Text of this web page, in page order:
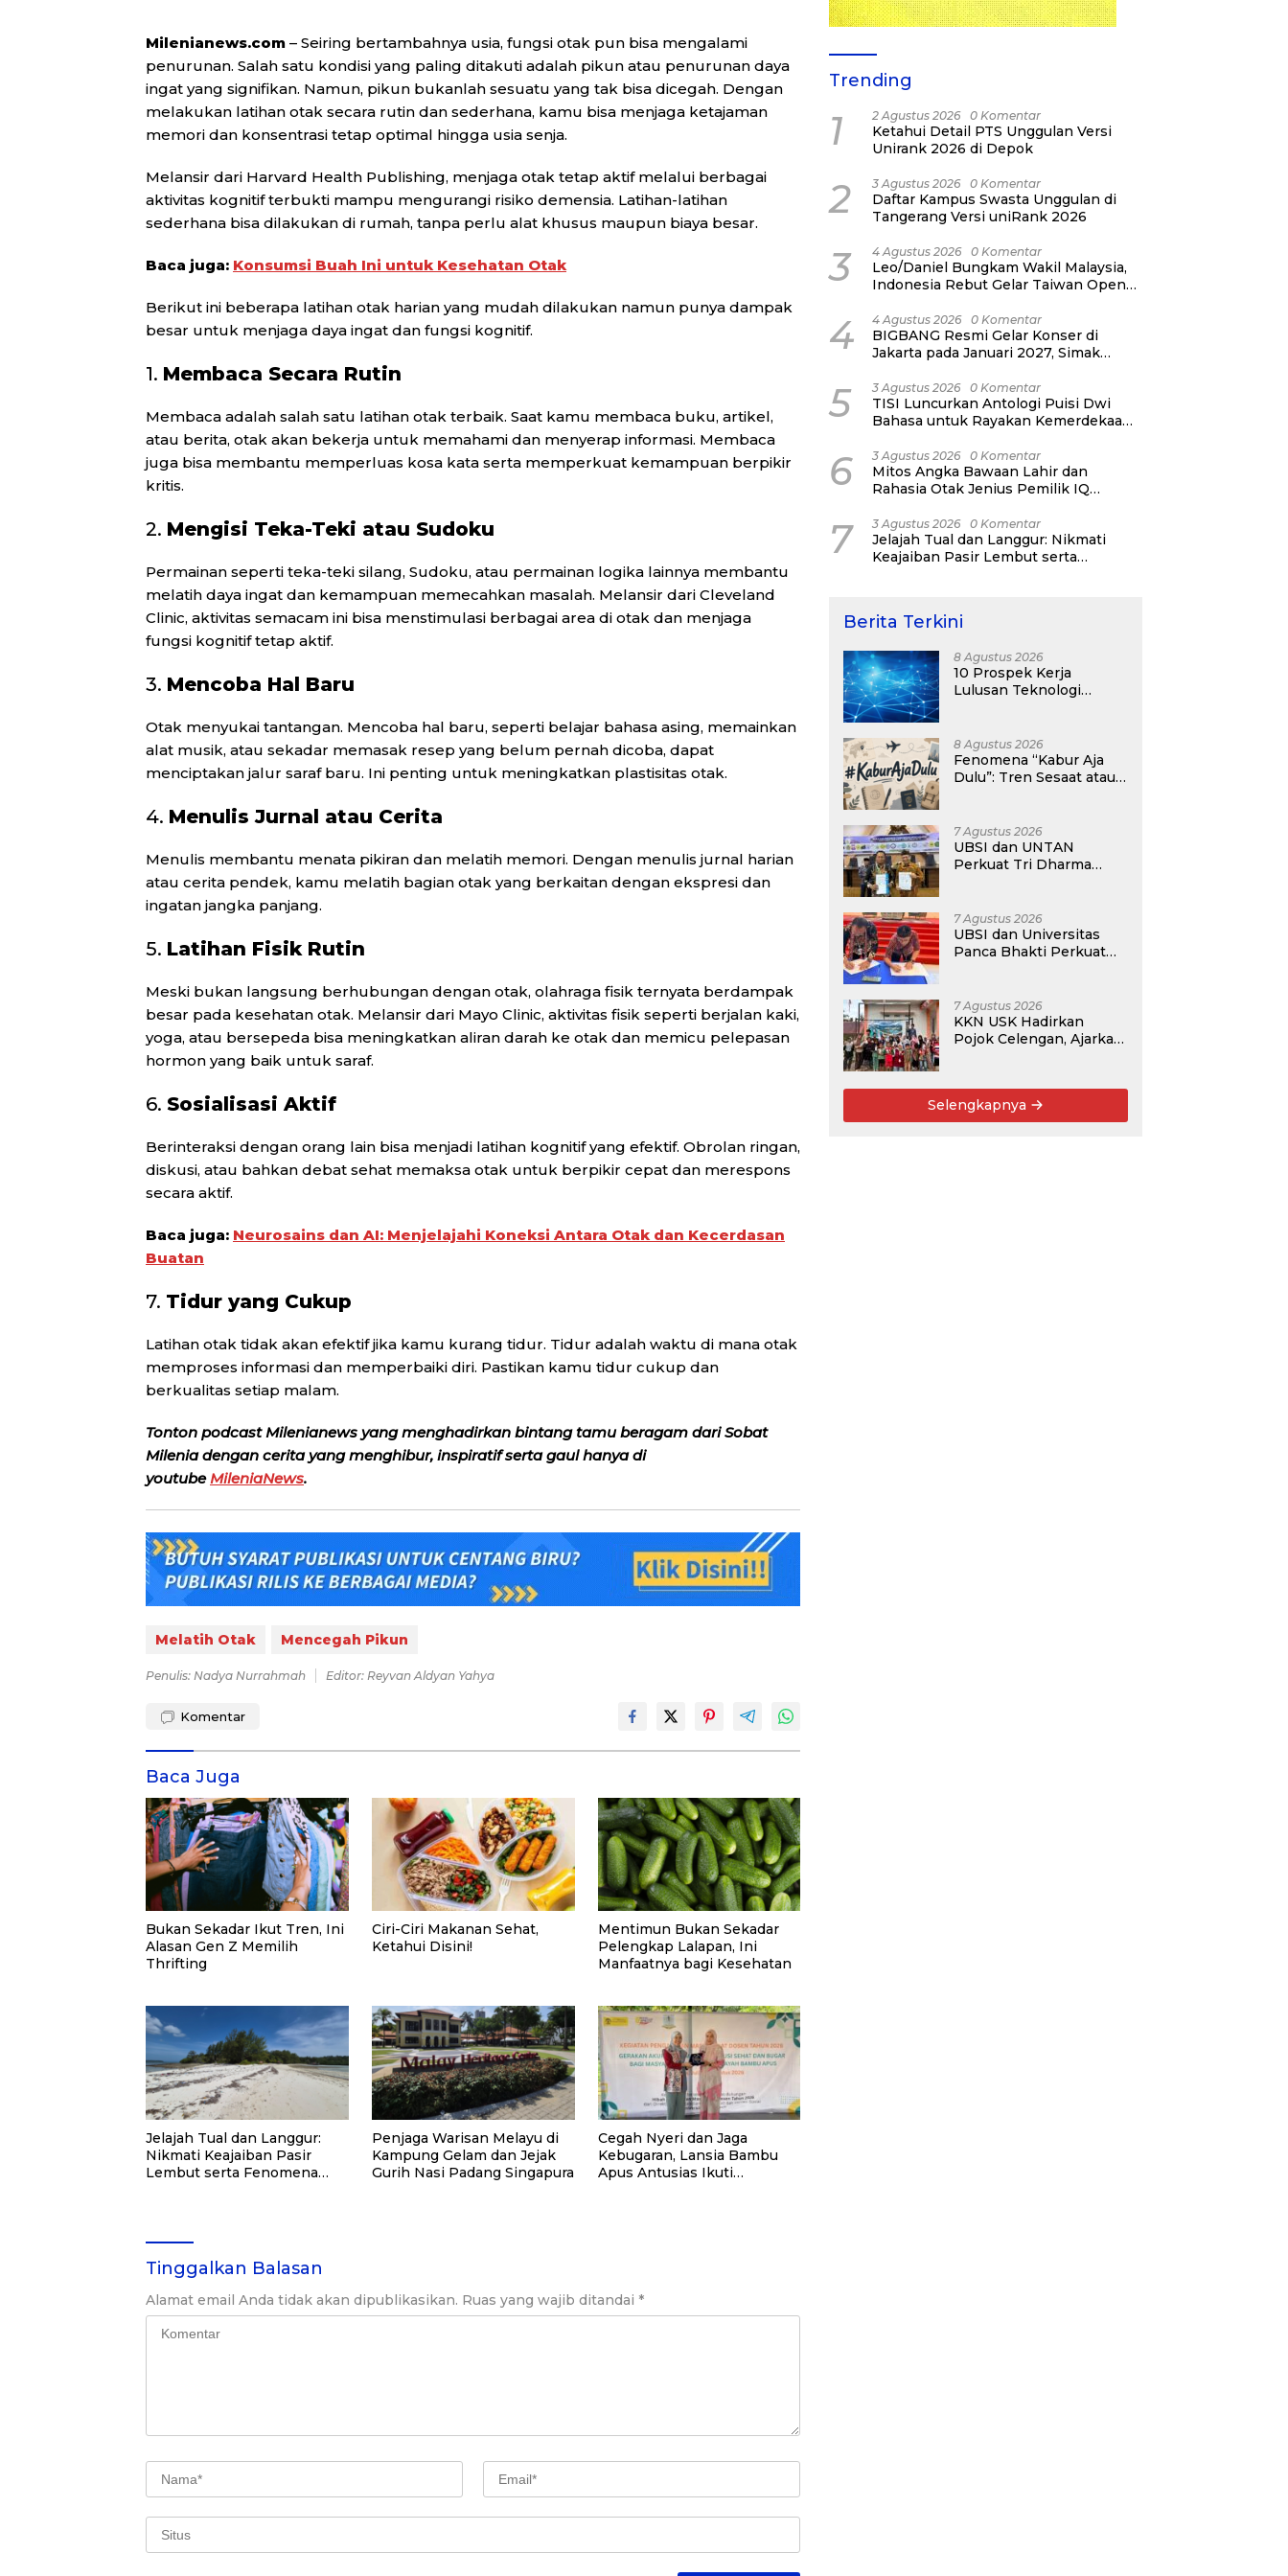
Milenianews.com – Seiring bertambahnya usia, fungsi otak pun bisa mengalami
penurunan. Salah satu kondisi yang paling ditakuti adalah pikun atau penurunan daya
ingat yang signifikan. Namun, pikun bukanlah sesuatu yang tak bisa dicegah. Dengan
melakukan latihan otak secara rutin dan sederhana, kamu bisa menjaga ketajaman
memori dan konsentrasi tetap optimal hingga usia senja.
Melansir dari Harvard Health Publishing, menjaga otak tetap aktif melalui berbagai
aktivitas kognitif terbukti mampu mengurangi risiko demensia. Latihan-latihan
sederhana bisa dilakukan di rumah, tanpa perlu alat khusus maupun biaya besar.
Baca juga: Konsumsi Buah Ini untuk Kesehatan Otak
Berikut ini beberapa latihan otak harian yang mudah dilakukan namun punya dampak
besar untuk menjaga daya ingat dan fungsi kognitif.
1. Membaca Secara Rutin
Membaca adalah salah satu latihan otak terbaik. Saat kamu membaca buku, artikel,
atau berita, otak akan bekerja untuk memahami dan menyerap informasi. Membaca
juga bisa membantu memperluas kosa kata serta memperkuat kemampuan berpikir
kritis.
2. Mengisi Teka-Teki atau Sudoku
Permainan seperti teka-teki silang, Sudoku, atau permainan logika lainnya membantu
melatih daya ingat dan kemampuan memecahkan masalah. Melansir dari Cleveland
Clinic, aktivitas semacam ini bisa menstimulasi berbagai area di otak dan menjaga
fungsi kognitif tetap aktif.
3. Mencoba Hal Baru
Otak menyukai tantangan. Mencoba hal baru, seperti belajar bahasa asing, memainkan
alat musik, atau sekadar memasak resep yang belum pernah dicoba, dapat
menciptakan jalur saraf baru. Ini penting untuk meningkatkan plastisitas otak.
4. Menulis Jurnal atau Cerita
Menulis membantu menata pikiran dan melatih memori. Dengan menulis jurnal harian
atau cerita pendek, kamu melatih bagian otak yang berkaitan dengan ekspresi dan
ingatan jangka panjang.
5. Latihan Fisik Rutin
Meski bukan langsung berhubungan dengan otak, olahraga fisik ternyata berdampak
besar pada kesehatan otak. Melansir dari Mayo Clinic, aktivitas fisik seperti berjalan kaki,
yoga, atau bersepeda bisa meningkatkan aliran darah ke otak dan memicu pelepasan
hormon yang baik untuk saraf.
6. Sosialisasi Aktif
Berinteraksi dengan orang lain bisa menjadi latihan kognitif yang efektif. Obrolan ringan,
diskusi, atau bahkan debat sehat memaksa otak untuk berpikir cepat dan merespons
secara aktif.
Baca juga: Neurosains dan AI: Menjelajahi Koneksi Antara Otak dan Kecerdasan
Buatan
7. Tidur yang Cukup
Latihan otak tidak akan efektif jika kamu kurang tidur. Tidur adalah waktu di mana otak
memproses informasi dan memperbaiki diri. Pastikan kamu tidur cukup dan
berkualitas setiap malam.
Tonton podcast Milenianews yang menghadirkan bintang tamu beragam dari Sobat
Milenia dengan cerita yang menghibur, inspiratif serta gaul hanya di
youtubeMileniaNews.
Melatih Otak Mencegah Pikun
Penulis: Nadya Nurrahmah Editor: Reyvan Aldyan Yahya
Komentar
Baca Juga
Bukan Sekadar Ikut Tren, Ini
Alasan Gen Z Memilih
Thrifting
Ciri-Ciri Makanan Sehat,
Ketahui Disini!
Mentimun Bukan Sekadar
Pelengkap Lalapan, Ini
Manfaatnya bagi Kesehatan
Jelajah Tual dan Langgur:
Nikmati Keajaiban Pasir
Lembut serta Fenomena
Penjaga Warisan Melayu di
Kampung Gelam dan Jejak
Gurih Nasi Padang Singapura
Cegah Nyeri dan Jaga
Kebugaran, Lansia Bambu
Apus Antusias Ikuti
Tinggalkan Balasan
Alamat email Anda tidak akan dipublikasikan. Ruas yang wajib ditandai *
Trending
1 2 Agustus 2026 0 Komentar
Ketahui Detail PTS Unggulan Versi
Unirank 2026 di Depok
2 3 Agustus 2026 0 Komentar
Daftar Kampus Swasta Unggulan di
Tangerang Versi uniRank 2026
3 4 Agustus 2026 0 Komentar
Leo/Daniel Bungkam Wakil Malaysia,
Indonesia Rebut Gelar Taiwan Open
4 4 Agustus 2026 0 Komentar
BIGBANG Resmi Gelar Konser di
Jakarta pada Januari 2027, Simak
5 3 Agustus 2026 0 Komentar
TISI Luncurkan Antologi Puisi Dwi
Bahasa untuk Rayakan Kemerdekaan
6 3 Agustus 2026 0 Komentar
Mitos Angka Bawaan Lahir dan
Rahasia Otak Jenius Pemilik IQ
7 3 Agustus 2026 0 Komentar
Jelajah Tual dan Langgur: Nikmati
Keajaiban Pasir Lembut serta
Berita Terkini
8 Agustus 2026
10 Prospek Kerja
Lulusan Teknologi
Kompetitif di Era Digital
8 Agustus 2026
Fenomena “Kabur Aja
Dulu”: Tren Sesaat atau
Depan?
7 Agustus 2026
UBSI dan UNTAN
Perkuat Tri Dharma
7 Agustus 2026
UBSI dan Universitas
Panca Bhakti Perkuat
7 Agustus 2026
KKN USK Hadirkan
Pojok Celengan, Ajarkan
Selengkapnya